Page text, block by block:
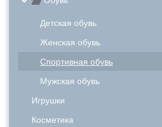
Детская обувь
Женская обувь
Спортивная обувь
Мужская обувь
Игрушки
Косметика